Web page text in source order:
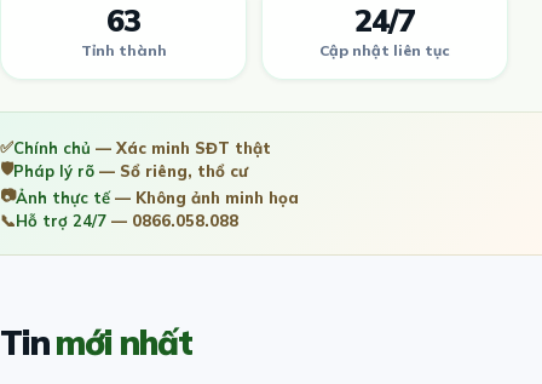
63
Tỉnh thành
24/7
Cập nhật liên tục
✅Chính chủ — Xác minh SĐT thật
🛡️Pháp lý rõ — Sổ riêng, thổ cư
📷Ảnh thực tế— Không ảnh minh họa
📞Hỗ trợ 24/7 — 0866.058.088
Tinmới nhất